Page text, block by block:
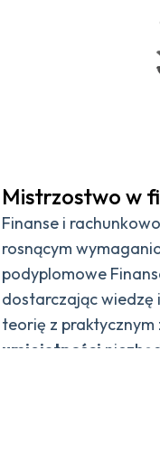
Mistrzostwo w
Finanse i
rosnącym
podyplomowe
dostarczając wiedzę
teorię z
umiejętności
Finanse i